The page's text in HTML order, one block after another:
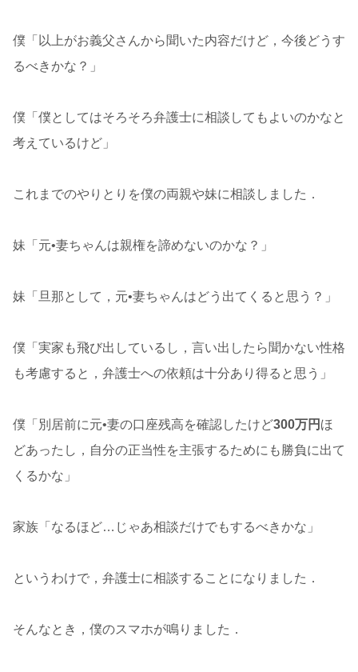
僕「以上がお義父さんから聞いた内容だけど，今後どうす
るべきかな？」
僕「僕としてはそろそろ弁護士に相談してもよいのかなと
考えているけど」
これまでのやりとりを僕の両親や妹に相談しました．
妹「元•妻ちゃんは親権を諦めないのかな？」
妹「旦那として，元•妻ちゃんはどう出てくると思う？」
僕「実家も飛び出しているし，言い出したら聞かない性格
も考慮すると，弁護士への依頼は十分あり得ると思う」
僕「別居前に元•妻の口座残高を確認したけど300万円 ほ
どあったし，自分の正当性を主張するためにも勝負に出て
くるかな」
家族「なるほど…じゃあ相談だけでもするべきかな」
というわけで，弁護士に相談することになりました．
そんなとき，僕のスマホが鳴りました．